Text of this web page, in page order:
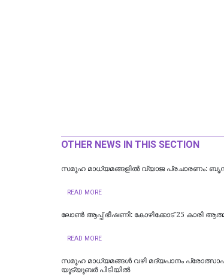
OTHER NEWS IN THIS SECTION
സമൂഹ മാധ്യമങ്ങളിൽ വ്യാജ പ്രചാരണം: ബൃന്ദ
READ MORE
ലോണ്‍ ആപ്പ് ഭീഷണി: കോഴിക്കോട് 25 കാരി
READ MORE
സമൂഹ മാധ്യമങ്ങള്‍ വഴി മദ്യപാനം
യൂട്യൂബര്‍ പിടിയില്‍